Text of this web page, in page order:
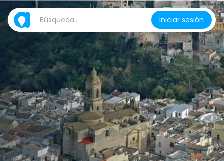
Iniciar sesión